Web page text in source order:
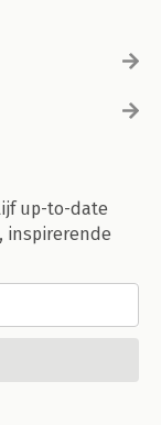
up-to-date
inspirerende